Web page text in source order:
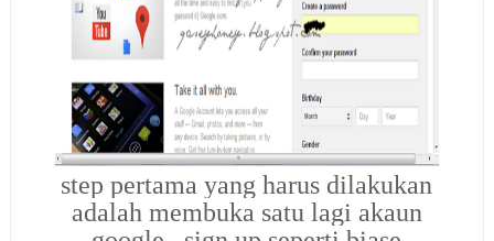
step pertama yang harus dilakukan
adalah membuka satu lagi akaun